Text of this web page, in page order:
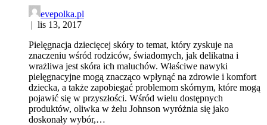
evepolka.pl
| lis 13, 2017
Pielęgnacja dziecięcej skóry to temat, który zyskuje na
znaczeniu wśród rodziców, świadomych, jak delikatna i
wrażliwa jest skóra ich maluchów. Właściwe nawyki
pielęgnacyjne mogą znacząco wpłynąć na zdrowie i komfort
dziecka, a także zapobiegać problemom skórnym, które mogą
pojawić się w przyszłości. Wśród wielu dostępnych
produktów, oliwka w żelu Johnson wyróżnia się jako
doskonały wybór,…